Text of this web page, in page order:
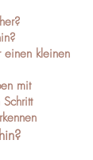
einen kleinen
mit